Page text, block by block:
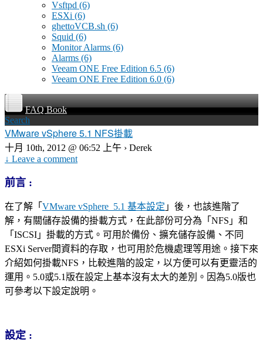
Vsftpd (6)
ESXi (6)
ghettoVCB.sh (6)
Squid (6)
Monitor Alarms (6)
Alarms (6)
Veeam ONE Free Edition 6.5 (6)
Veeam ONE Free Edition 6.0 (6)
FAQ Book
Search
VMware vSphere 5.1 NFS掛載
十月 10th, 2012 @ 06:52 上午 › Derek
↓ Leave a comment
前言 :
在了解「 VMware vSphere 5.1 基本設定 」後，也該進階了
解，有關儲存設備的掛載方式，在此部份可分為「NFS」和
「ISCSI」掛載的方式。可用於備份、擴充儲存設備、不同
ESXi Server間資料的存取，也可用於危機處理等用途。接下來
介紹如何掛載NFS，比較進階的設定，以方便可以有更靈活的
運用。5.0或5.1版在設定上基本沒有太大的差別。因為5.0版也
可參考以下設定說明。
設定 :